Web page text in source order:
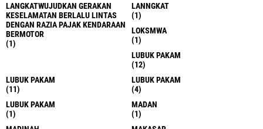
LANGKATWUJUDKAN GERAKAN
KESELAMATAN BERLALU LINTAS
DENGAN RAZIA PAJAK KENDARAAN
BERMOTOR
(1)
LANNGKAT
(1)
LOKSMWA
(1)
LUBUK PAKAM
(12)
LUBUK PAKAM
(11)
LUBUK PAKAM
(4)
LUBUK PAKAM
(1)
MADAN
(1)